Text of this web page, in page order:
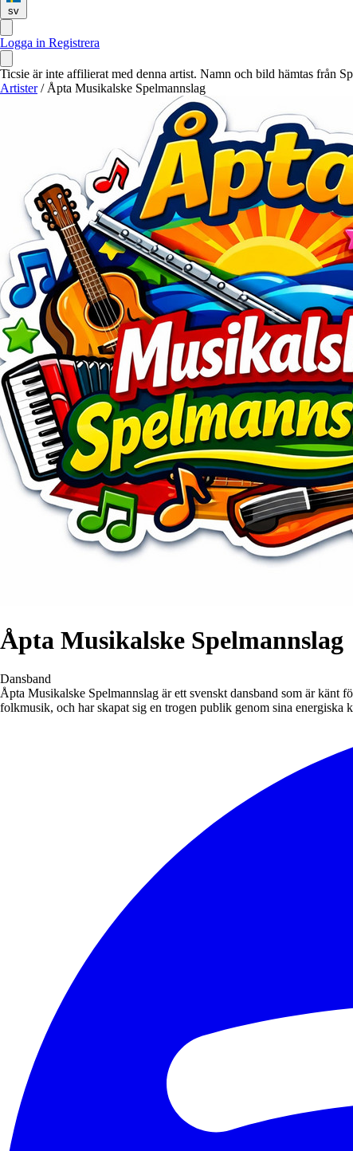
sv
Logga in Registrera
Ticsie är inte affilierat med denna artist. Namn och bild hämtas från
Artister / Åpta Musikalske Spelmannslag
Åpta Musikalske Spelmannslag
Dansband
Åpta Musikalske Spelmannslag är ett svenskt dansband som är känt
folkmusik, och har skapat sig en trogen publik genom sina energiska